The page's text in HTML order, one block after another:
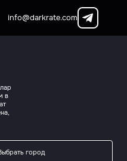
info@darkrate.com
в
город